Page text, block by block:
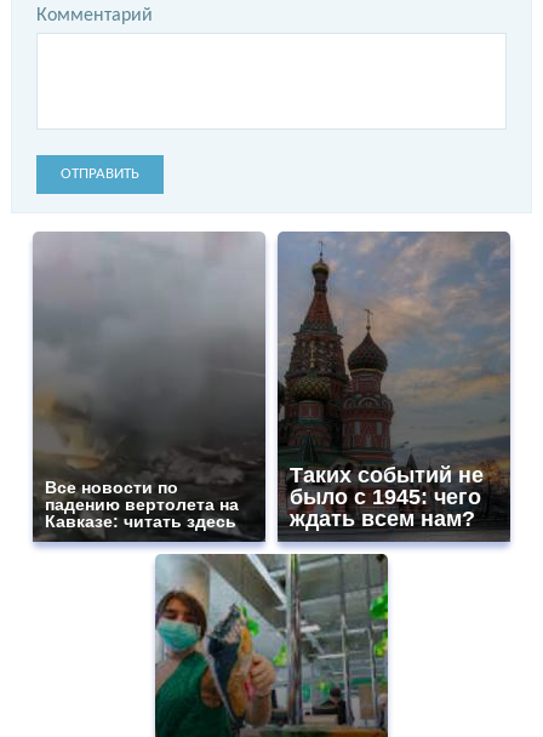
Комментарий
ОТПРАВИТЬ
Все новости по
падению вертолета на
Кавказе: читать здесь
Таких событий не
было с 1945: чего
ждать всем нам?